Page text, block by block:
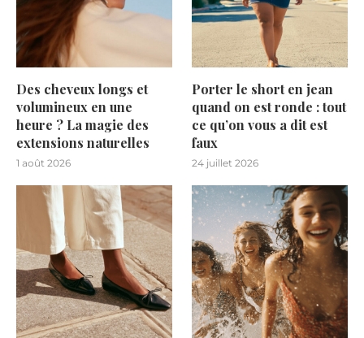
Des cheveux longs et
volumineux en une
heure ? La magie des
extensions naturelles
1 août 2026
Porter le short en jean
quand on est ronde : tout
ce qu’on vous a dit est
faux
24 juillet 2026